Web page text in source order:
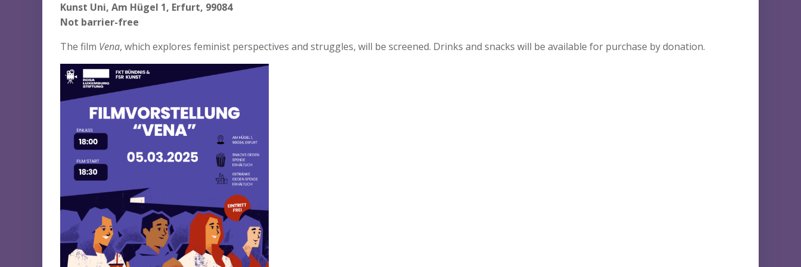
Kunst Uni, Am Hügel 1, Erfurt, 99084
Not barrier-free
The film Vena, which explores feminist perspectives and struggles, will be screened. Drinks and snacks will be available for purchase by donation.